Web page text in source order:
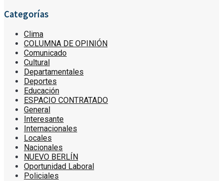
Categorías
Clima
COLUMNA DE OPINIÓN
Comunicado
Cultural
Departamentales
Deportes
Educación
ESPACIO CONTRATADO
General
Interesante
Internacionales
Locales
Nacionales
NUEVO BERLÍN
Oportunidad Laboral
Policiales